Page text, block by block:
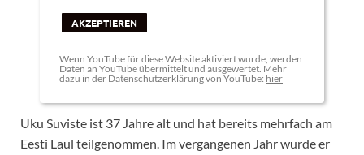
AKZEPTIEREN
Wenn YouTube für diese Website aktiviert wurde, werden
Daten an YouTube übermittelt und ausgewertet. Mehr
dazu in der Datenschutzerklärung von YouTube: hier
Uku Suviste ist 37 Jahre alt und hat bereits mehrfach am
Eesti Laul teilgenommen. Im vergangenen Jahr wurde er